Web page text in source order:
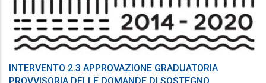
INTERVENTO 2.3 APPROVAZIONE GRADUATORIA